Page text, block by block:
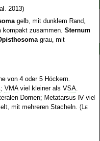
2013)
gelb, mit dunklem Rand,
kompakt zusammen. Sternum
grau, mit
von 4 oder 5 Höckern.
; VMAviel kleiner als VSA.
Dornen; Metatarsus Ⅳ viel
mit mehreren Stacheln. (Le